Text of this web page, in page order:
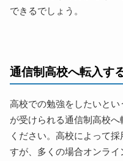
できるでしょう。
通信制高校へ転入す
高校での勉強をしたいと
が受けられる通信制高校
ください。高校によって
すが、多くの場合オンラ